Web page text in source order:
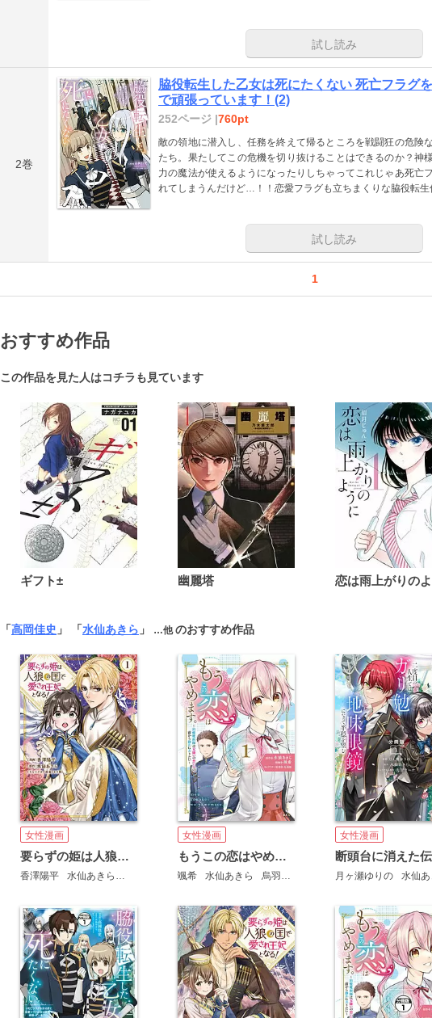
試し読み
2巻
脇役転生した乙女は死にたくない 死亡フラグ
で頑張っています！(2)
252ページ |760pt
敵の領地に潜入し、任務を終えて帰るところを戦闘狂の危険
たち。果たしてこの危機を切り抜けることはできるのか？神
力の魔法が使えるようになったりしちゃってこれじゃあ死亡
れてしまうんだけど…！！恋愛フラグも立ちまくりな脇役転生
試し読み
1
おすすめ作品
この作品を見た人はコチラも見ています
ギフト± 幽麗塔
「高岡佳史 」 「水仙あきら 」 …他のおすすめ作品
女性漫画
要らずの姫は人狼の国で愛され王妃となる！
香澤陽平 水仙あきら とき間
女性漫画
もうこの恋はやめます。―治癒魔術師は女嫌いの想い人の前から静かに去りたい―
颯希 水仙あきら 烏羽雨
女性漫画
月ヶ瀬ゆりの 水仙あ